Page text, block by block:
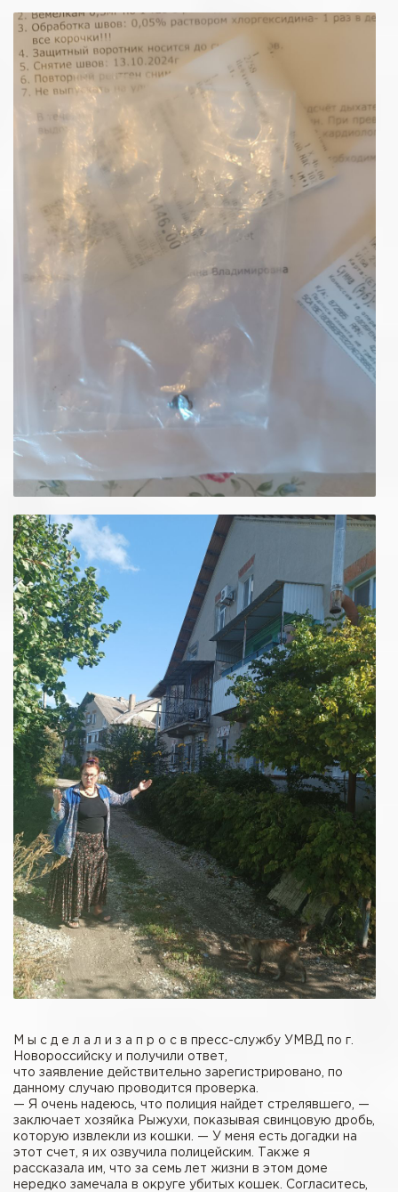
М ы с д е л а л и з а п р о с в пресс-службу УМВД по г.
Новороссийску и получили ответ,
что заявление действительно зарегистрировано, по
данному случаю проводится проверка.
— Я очень надеюсь, что полиция найдет стрелявшего, —
заключает хозяйка Рыжухи, показывая свинцовую дробь,
которую извлекли из кошки. — У меня есть догадки на
этот счет, я их озвучила полицейским. Также я
рассказала им, что за семь лет жизни в этом доме
нередко замечала в округе убитых кошек. Согласитесь,